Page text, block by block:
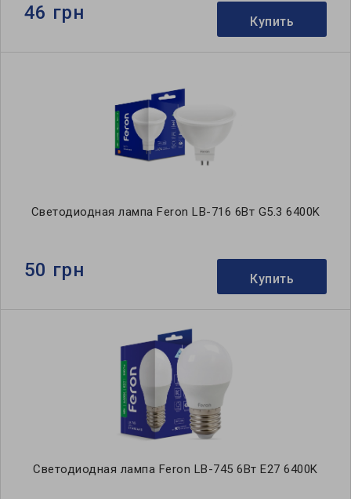
46 грн Купить
Светодиодная лампа Feron LB-716 6Вт G5.3 6400K
50 грн Купить
Светодиодная лампа Feron LB-745 6Вт E27 6400K